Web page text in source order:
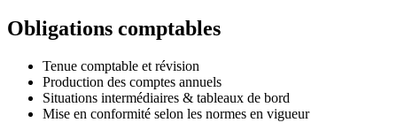
Obligations comptables
Tenue comptable et révision
Production des comptes annuels
Situations intermédiaires & tableaux de bord
Mise en conformité selon les normes en vigueur